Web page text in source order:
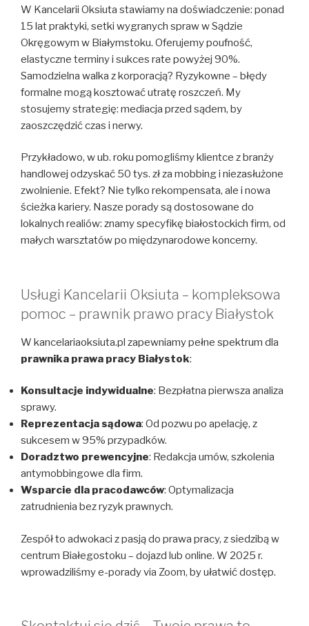
W Kancelarii Oksiuta stawiamy na doświadczenie: ponad
15 lat praktyki, setki wygranych spraw w Sądzie
Okręgowym w Białymstoku. Oferujemy poufność,
elastyczne terminy i sukces rate powyżej 90%.
Samodzielna walka z korporacją? Ryzykowne – błędy
formalne mogą kosztować utratę roszczeń. My
stosujemy strategię: mediacja przed sądem, by
zaoszczędzić czas i nerwy.
Przykładowo, w ub. roku pomogliśmy klientce z branży
handlowej odzyskać 50 tys. zł za mobbing i niezasłużone
zwolnienie. Efekt? Nie tylko rekompensata, ale i nowa
ścieżka kariery. Nasze porady są dostosowane do
lokalnych realiów: znamy specyfikę białostockich firm, od
małych warsztatów po międzynarodowe koncerny.
Usługi Kancelarii Oksiuta – kompleksowa
pomoc – prawnik prawo pracy Białystok
W kancelariaoksiuta.pl zapewniamy pełne spektrum dla
prawnika prawa pracy Białystok:
Konsultacje indywidualne: Bezpłatna pierwsza analiza
sprawy.
Reprezentacja sądowa: Od pozwu po apelację, z
sukcesem w 95% przypadków.
Doradztwo prewencyjne: Redakcja umów, szkolenia
antymobbingowe dla firm.
Wsparcie dla pracodawców: Optymalizacja
zatrudnienia bez ryzyk prawnych.
Zespół to adwokaci z pasją do prawa pracy, z siedzibą w
centrum Białegostoku – dojazd lub online. W 2025 r.
wprowadziliśmy e-porady via Zoom, by ułatwić dostęp.